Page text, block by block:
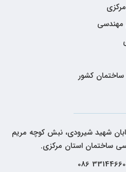
مهندسی
کشور
شهید شیرودی، نبش کوچه مریم
ساختمان استان مرکزی.